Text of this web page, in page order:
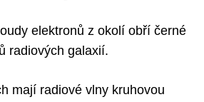
elektronů z okolí obří černé
radiových galaxií.
mají radiové vlny kruhovou